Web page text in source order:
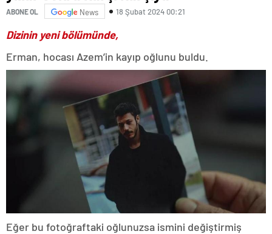
ABONE OL News 18 Şubat 2024 00:21
Dizinin yeni bölümünde,
Erman, hocası Azem’in kayıp oğlunu buldu.
Eğer bu fotoğraftaki oğlunuzsa ismini değiştirmiş